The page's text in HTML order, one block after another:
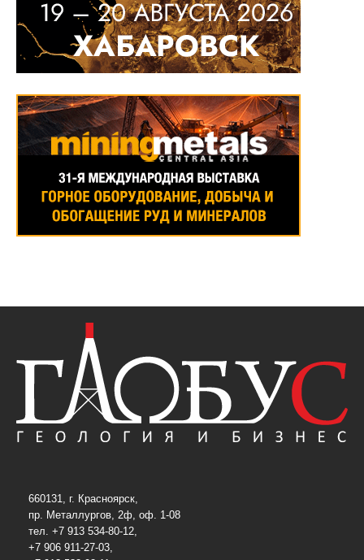
660131, г. Красноярск,
пр. Металлургов, 2ф, оф. 1-08
тел. +7 913 534-80-12,
+7 906 911-27-03,